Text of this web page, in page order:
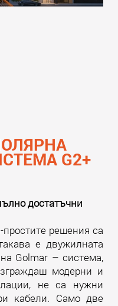
G2+
достатъчни
простите решения са
е двужилната
Golmar – система,
модерни и
не са нужни
кабели. Само две